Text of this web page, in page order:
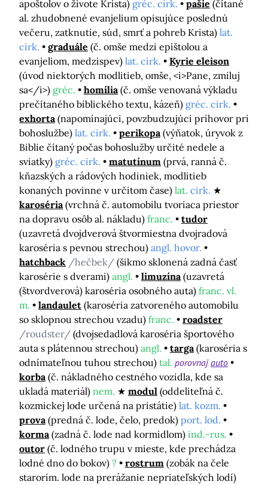
apoštolov o živote Krista) gréc. cirk. pašie (čítané
al. zhudobnené evanjelium opisujúce poslednú
večeru, zatknutie, súd, smrť a pohreb Krista) lat.
cirk.
graduále (č. omše medzi epištolou a
evanjeliom, medzispev) lat. cirk.
Kyrie eleison
(úvod niektorých modlitieb, omše, <i>Pane, zmiluj
sa</i>) gréc. homília (č. omše venovaná výkladu
prečítaného biblického textu, kázeň) gréc. cirk.
exhorta (napomínajúci, povzbudzujúci príhovor pri
bohoslužbe) lat. cirk. perikopa (výňatok, úryvok z
Biblie čítaný počas bohoslužby určité nedele a
sviatky) gréc. cirk. matutínum (prvá, ranná č.
kňazských a rádových hodiniek, modlitieb
konaných povinne v určitom čase) lat. cirk.
karoséria (vrchná č. automobilu tvoriaca priestor
na dopravu osôb al. nákladu) franc.
tudor
(uzavretá dvojdverová štvormiestna dvojradová
karoséria s pevnou strechou) angl. hovor.
hatchback /hečbek/ (šikmo sklonená zadná časť
karosérie s dverami) angl. limuzína (uzavretá
(štvordverová) karoséria osobného auta) franc. vl.
m.
landaulet (karoséria zatvoreného automobilu
so sklopnou strechou vzadu) franc.
roadster
/roudster/ (dvojsedadlová karoséria športového
auta s plátennou strechou) angl. targa (karoséria s
odnímateľnou tuhou strechou) tal. porovnajauto
korba (č. nákladného cestného vozidla, kde sa
ukladá materiál) nem. modul (oddeliteľná č.
kozmickej lode určená na pristátie) lat. kozm.
prova (predná č. lode, čelo, predok) port. lod.
korma (zadná č. lode nad kormidlom) ind.-rus.
outor (č. lodného trupu v mieste, kde prechádza
lodné dno do bokov) ? rostrum (zobák na čele
starorím. lode na prerážanie nepriateľských lodí)